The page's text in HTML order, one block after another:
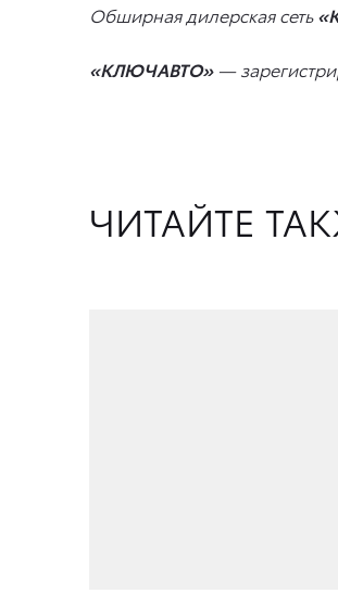
Обширная дилерская сеть
«КЛЮЧАВТО»—
ЧИТАЙТЕ